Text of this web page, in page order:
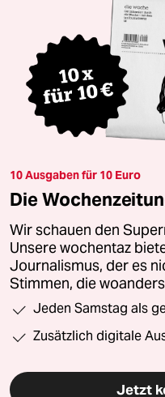
10 Ausgaben für 10 Euro
Die
Wir schauen den
Unsere wochentaz
Journalismus, der es
Stimmen, die
Jeden Samstag als
Zusätzlich digitale
Jetzt